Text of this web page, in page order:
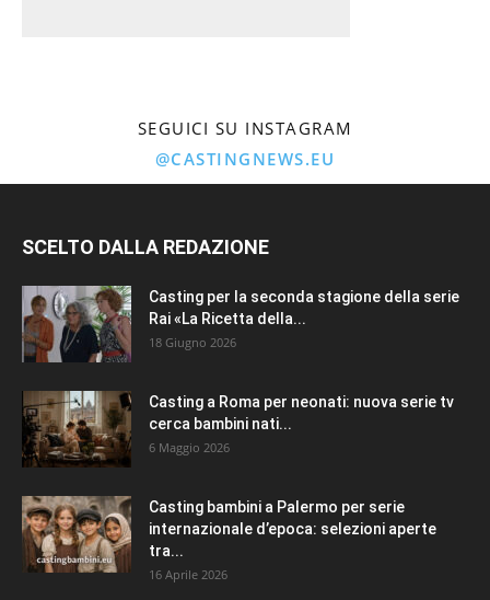
SEGUICI SU INSTAGRAM
@CASTINGNEWS.EU
SCELTO DALLA REDAZIONE
Casting per la seconda stagione della serie
Rai «La Ricetta della...
18 Giugno 2026
Casting a Roma per neonati: nuova serie tv
cerca bambini nati...
6 Maggio 2026
Casting bambini a Palermo per serie
internazionale d’epoca: selezioni aperte
tra...
16 Aprile 2026